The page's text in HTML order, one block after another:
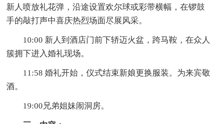
新人喷放礼花弹，沿途设置欢尔球或彩带横幅，在锣鼓
手的敲打声中喜庆热烈场面尽展风采。
10:00 新人到酒店门前下轿迈火盆，跨马鞍，在众人
簇拥下进入婚礼现场。
11:58 婚礼开始，仪式结束新娘更换服装。为来宾敬
酒。
19:00兄弟姐妹闹洞房。